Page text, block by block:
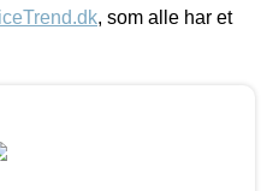
, som alle har et